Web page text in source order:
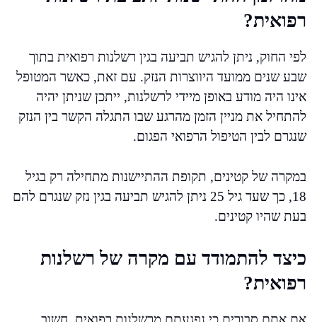
רפואית?
לפי החוק, ניתן להגיש תביעה בגין רשלנות רפואית בתוך
שבע שנים ממועד היווצרות הנזק. עם זאת, כאשר המטופל
אינו היה מודע באופן מיידי לרשלנות, ייתכן שניתן יהיה
להתחיל את מניין הזמן מהרגע שבו התגלה הקשר בין הנזק
שנגרם לבין הטיפול הרפואי הפגום.
במקרה של קטינים, תקופת ההתיישנות מתחילה רק בגיל
18, כך שעד גיל 25 ניתן להגיש תביעה בגין נזק שנגרם להם
בעת שהיו קטינים.
כיצד להתמודד עם מקרה של רשלנות
רפואית?